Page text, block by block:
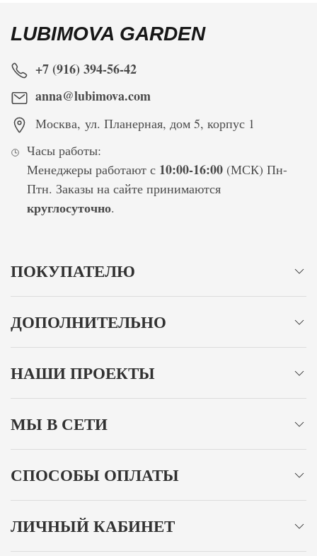
LUBIMOVA GARDEN
+7 (916) 394-56-42
anna@lubimova.com
Москва, ул. Планерная, дом 5, корпус 1
Часы работы:
Менеджеры работают с 10:00-16:00(МСК) Пн-
Птн. Заказы на сайте принимаются
круглосуточно.
ПОКУПАТЕЛЮ
ДОПОЛНИТЕЛЬНО
НАШИ ПРОЕКТЫ
МЫ В СЕТИ
СПОСОБЫ ОПЛАТЫ
ЛИЧНЫЙ КАБИНЕТ